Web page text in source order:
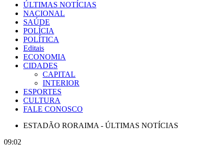
ÚLTIMAS NOTÍCIAS
NACIONAL
SAÚDE
POLÍCIA
POLÍTICA
Editais
ECONOMIA
CIDADES
CAPITAL
INTERIOR
ESPORTES
CULTURA
FALE CONOSCO
ESTADÃO RORAIMA - ÚLTIMAS NOTÍCIAS
09:02